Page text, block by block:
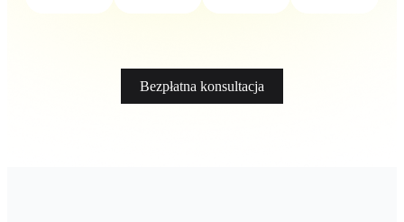
Bezpłatna konsultacja